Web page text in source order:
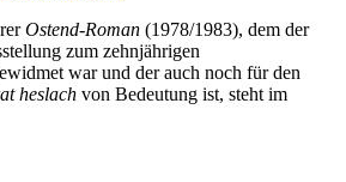
Ostend-Roman (1978/1983), dem der
zum zehnjährigen
war und der auch noch für den
heslach von Bedeutung ist, steht im